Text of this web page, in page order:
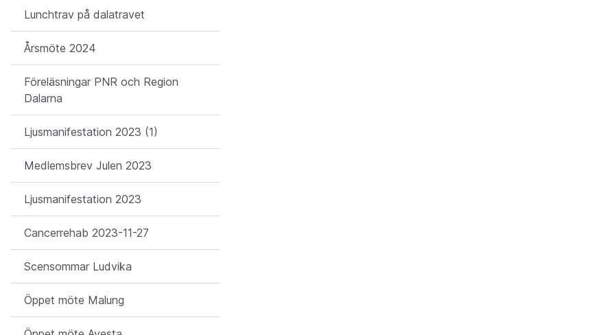
Lunchtrav på dalatravet
Årsmöte 2024
Föreläsningar PNR och Region
Dalarna
Ljusmanifestation 2023 (1)
Medlemsbrev Julen 2023
Ljusmanifestation 2023
Cancerrehab 2023-11-27
Scensommar Ludvika
Öppet möte Malung